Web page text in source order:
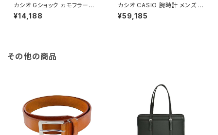
カシオ Gショック カモフラージュ
ダイアル メンズ 腕時計 GA-10
0CF-1A シルバー シルバー
¥14,188
カシオ CASIO 腕時計 メンズ G
MW-B5000-1JF G-SHOCK
クォーツ ブラック シルバー国内
¥59,185
その他の商品